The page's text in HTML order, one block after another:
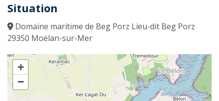
Situation
Domaine maritime de Beg Porz Lieu-dit Beg Porz
29350 Moëlan-sur-Mer
+
−